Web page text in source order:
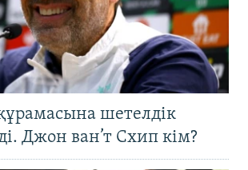
шетелдік
Джон ван’т Схип кім?